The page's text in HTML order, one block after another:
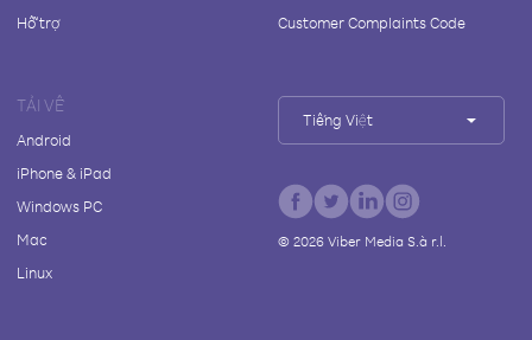
Hỗ trợ
Customer Complaints Code
TẢI VỀ
Android
iPhone & iPad
Windows PC
Mac
Linux
Tiếng Việt
© 2026Viber Media S.à r.l.